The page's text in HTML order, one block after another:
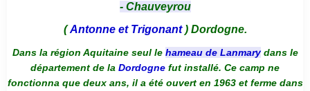
- Chauveyrou
(Antonne et Trigonant) Dordogne.
Dans la région Aquitaine seul le hameau de Lanmarydans le
département de la Dordogne fut installé. Ce camp ne
fonctionna que deux ans, il a été ouvert en 1963 et ferme dans